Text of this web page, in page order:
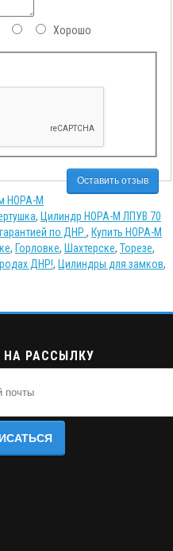
Хорошо
Оставить отзыв
НОРА-М
, Цилиндр НОРА-М ЛПУВ 70
по ДНР. , Купить НОРА-М
, Горловке, Шахтерске, Торезе,
ДНР!, Цилиндры для замков,
РАССЫЛКУ